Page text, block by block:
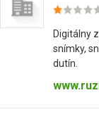
Digitálny
snímky,
dutín.